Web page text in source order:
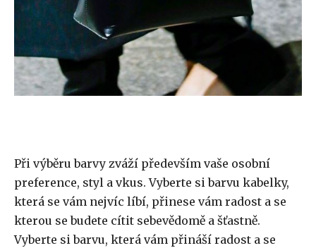
Při výběru barvy zváží především vaše osobní
preference, styl a vkus. Vyberte si barvu kabelky,
která se vám nejvíc líbí, přinese vám radost a se
kterou se budete cítit sebevědomě a šťastně.
Vyberte si barvu, která vám přináší radost a se